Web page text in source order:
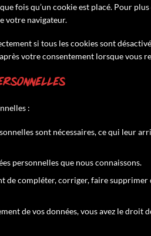
fois qu’un cookie est placé. Pour
votre navigateur.
si tous les cookies sont
votre consentement lorsque vous
:
sont nécessaires, ce qui leur
personnelles que nous connaissons.
compléter, corriger, faire supprimer
de vos données, vous avez le droit